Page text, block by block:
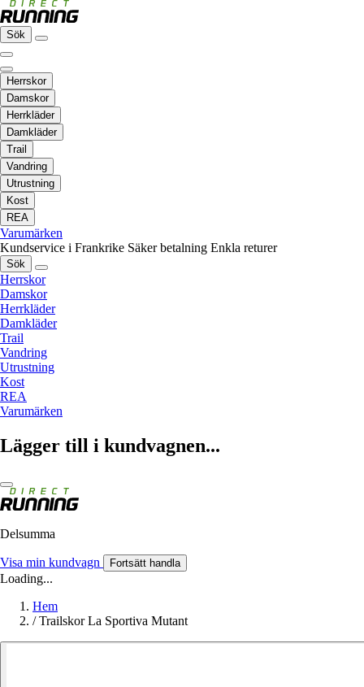
Sök
Herrskor
Damskor
Herrkläder
Damkläder
Trail
Vandring
Utrustning
Kost
REA
Varumärken
Kundservice i Frankrike Säker betalning Enkla returer
Sök
Herrskor
Damskor
Herrkläder
Damkläder
Trail
Vandring
Utrustning
Kost
REA
Varumärken
Lägger till i kundvagnen...
Delsumma
Visa min kundvagn Fortsätt handla
Loading...
Hem
/ Trailskor La Sportiva Mutant